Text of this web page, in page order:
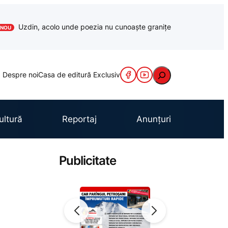
NOU Uzdin, acolo unde poezia nu cunoaște granițe
Despre noiCasa de editură Exclusiv Caută
Reportaj Anunțuri
Publicitate